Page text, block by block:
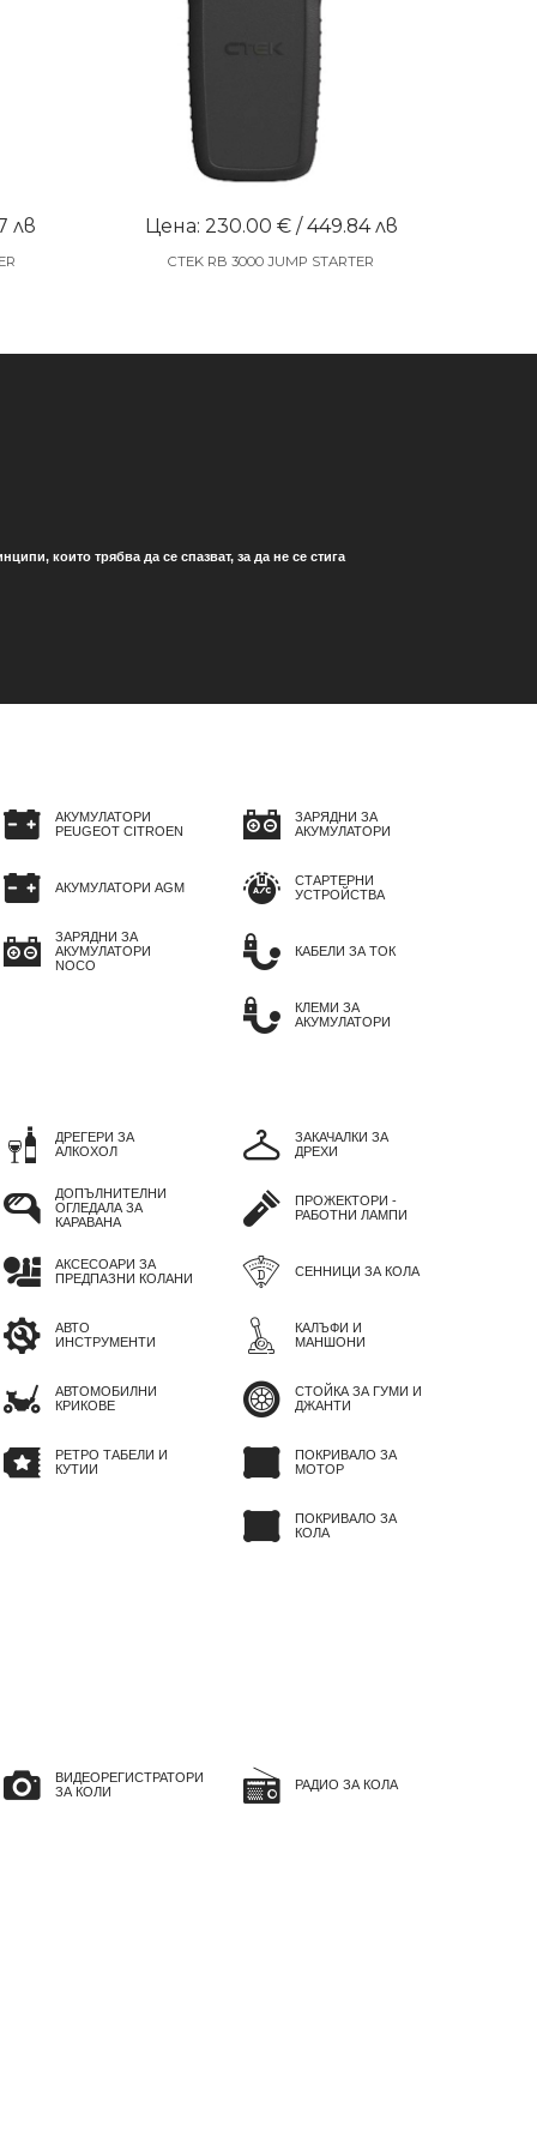
лв Цена: 230.00 € / 449.84 лв
CTEK RB 3000 JUMP STARTER
които трябва да се спазват, за да не се стига
АКУМУЛАТОРИ
PEUGEOT CITROEN
АКУМУЛАТОРИ AGM
ЗАРЯДНИ ЗА
АКУМУЛАТОРИ
NOCO
ЗАРЯДНИ ЗА
АКУМУЛАТОРИ
СТАРТЕРНИ
УСТРОЙСТВА
КАБЕЛИ ЗА ТОК
КЛЕМИ ЗА
АКУМУЛАТОРИ
ДРЕГЕРИ ЗА
АЛКОХОЛ
ДОПЪЛНИТЕЛНИ
ОГЛЕДАЛА ЗА
КАРАВАНА
АКСЕСОАРИ ЗА
ПРЕДПАЗНИ КОЛАНИ
АВТО
ИНСТРУМЕНТИ
АВТОМОБИЛНИ
КРИКОВЕ
РЕТРО ТАБЕЛИ И
КУТИИ
ЗАКАЧАЛКИ ЗА
ДРЕХИ
ПРОЖЕКТОРИ -
РАБОТНИ ЛАМПИ
СЕННИЦИ ЗА КОЛА
КАЛЪФИ И
МАНШОНИ
СТОЙКА ЗА ГУМИ И
ДЖАНТИ
ПОКРИВАЛО ЗА
МОТОР
ПОКРИВАЛО ЗА
КОЛА
ВИДЕОРЕГИСТРАТОРИ
ЗА КОЛИ
РАДИО ЗА КОЛА